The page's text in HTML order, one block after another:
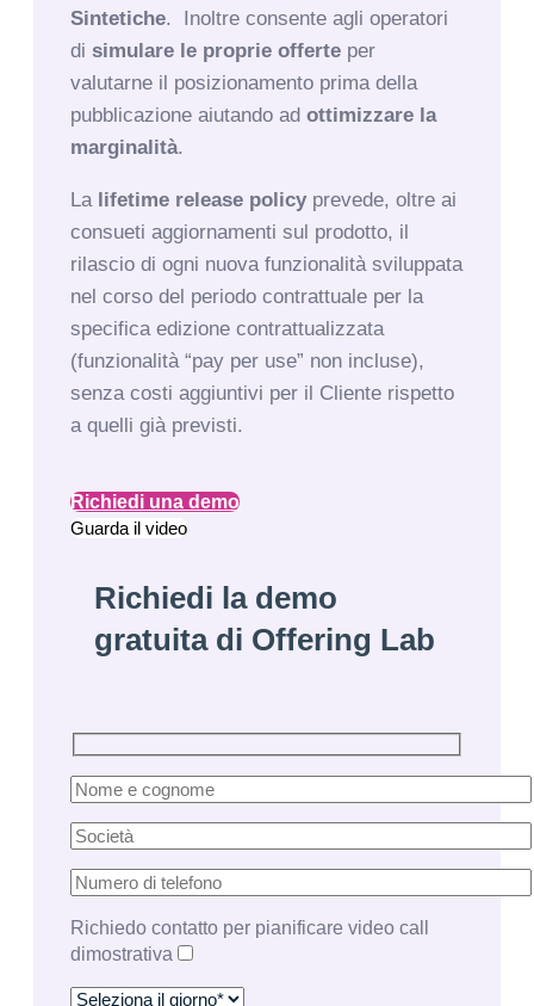
Sintetiche. Inoltre consente agli operatori
disimulare le proprie offerte per
valutarne il posizionamento prima della
pubblicazione aiutando adottimizzare la
marginalità.
La ifetime release policy prevede, oltre ai
consueti aggiornamenti sul prodotto, il
rilascio di ogni nuova funzionalità sviluppata
nel corso del periodo contrattuale per la
specifica edizione contrattualizzata
(funzionalità “pay per use” non incluse),
senza costi aggiuntivi per il Cliente rispetto
a quelli già previsti.
Richiedi una demo
Guarda il video
Richiedi la demo
gratuita di Offering Lab
Richiedo contatto per pianificare video call
dimostrativa